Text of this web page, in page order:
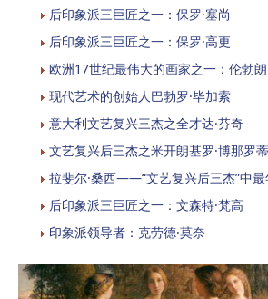
后印象派三巨匠之一：保罗·塞尚
后印象派三巨匠之一：保罗·高更
欧洲17世纪最伟大的画家之一：伦勃
现代艺术的创始人巴勃罗·毕加索
意大利文艺复兴三杰之全才达·芬奇
文艺复兴后三杰之米开朗基罗·博那罗蒂
拉斐尔·桑西——“文艺复兴后三杰”中最
后印象派三巨匠之一：文森特·梵高
印象派领导者：克劳德·莫奈